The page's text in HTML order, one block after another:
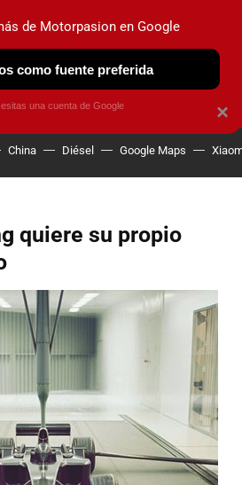
OBSERVATORIO
China Diésel Google Maps
quiere su propio
×
de Motorpasion en Google
como fuente preferida
una cuenta de Google